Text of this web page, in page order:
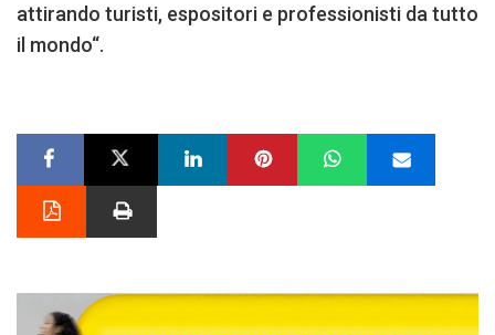
attirando turisti, espositori e professionisti da tutto
il mondo“.